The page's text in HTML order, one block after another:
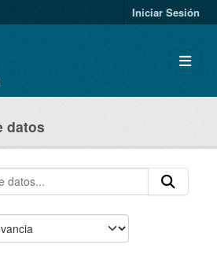
Iniciar Sesión
datos